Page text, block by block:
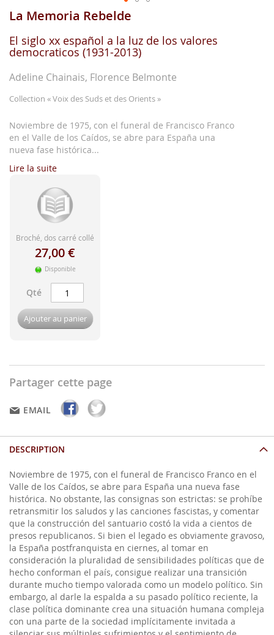
Aller
début
de
gallerie
La Memoria Rebelde
El siglo xx español a la luz de los valores
democraticos (1931-2013)
Adeline Chainais, Florence Belmonte
Collection « Voix des Suds et des Orients »
Noviembre de 1975, con el funeral de Francisco Franco
en el Valle de los Caídos, se abre para España una
nueva fase histórica...
Lire la suite
Broché, dos carré collé
27,00 €
Disponible
Qté
Ajouter au panier
Partager cette page
EMAIL
DESCRIPTION
Noviembre de 1975, con el funeral de Francisco Franco en el
Valle de los Caídos, se abre para España una nueva fase
histórica. No obstante, las consignas son estrictas: se prohíbe
retransmitir los saludos y las canciones fascistas, y comentar
que la construcción del santuario costó la vida a cientos de
presos republicanos. Si bien el legado es obviamente gravoso,
la España postfranquista en ciernes, al tomar en
consideración la pluralidad de sensibilidades políticas que de
hecho conforman el país, consigue realizar una transición
durante mucho tiempo valorada como un modelo político. Sin
embargo, al darle la espalda a su pasado político reciente, la
clase política dominante crea una situación humana compleja
con una parte de la sociedad implícitamente invitada a